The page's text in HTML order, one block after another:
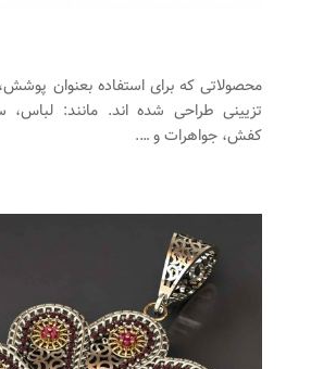
محصولاتی که برای استفاده بعنوان
تزیینی طراحی شده اند. مانند:
کفش، جواهرات و ….